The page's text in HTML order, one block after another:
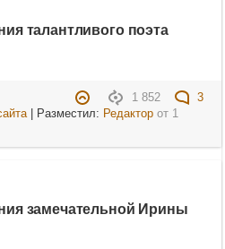
талантливого поэта
1 852
3
| Разместил: Редакторот 1
замечательной Ирины